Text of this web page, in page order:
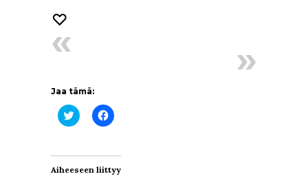
Jaa tämä:
Jaa
Twitterissä(Avautuu
Jaa
Facebookissa(Avautuu
Aiheeseen liittyy